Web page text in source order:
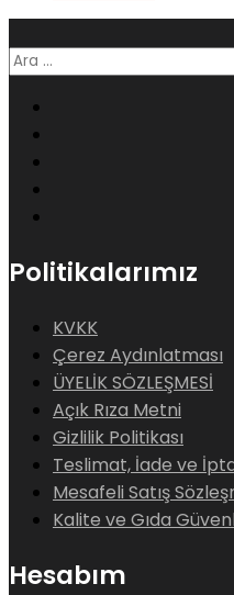
Arama:
Politikalarımız
KVKK
Çerez Aydınlatması
ÜYELİK SÖZLEŞMESİ
Açık Rıza Metni
Gizlilik Politikası
Teslimat, İade ve
Mesafeli Satış
Kalite ve Gıda
Hesabım